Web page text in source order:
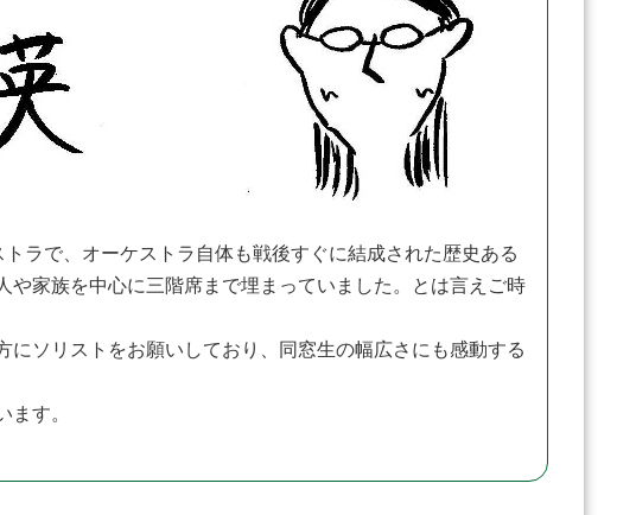
ラで、オーケストラ自体も戦後すぐに結成された歴史ある
家族を中心に三階席まで埋まっていました。とは言えご時
ソリストをお願いしており、同窓生の幅広さにも感動する
す。